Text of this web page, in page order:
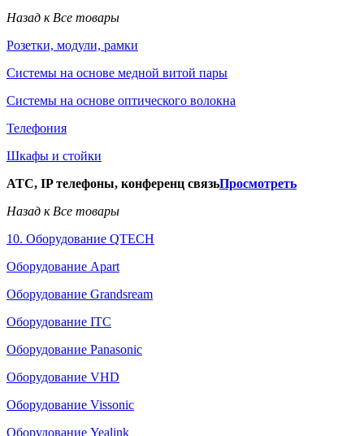
Назад к Все товары
Розетки, модули, рамки
Системы на основе медной витой пары
Системы на основе оптического волокна
Телефония
Шкафы и стойки
АТС, IP телефоны, конференц связьПросмотреть
Назад к Все товары
10. Оборудование QTECH
Оборудование Apart
Оборудование Grandsream
Оборудование ITC
Оборудование Panasonic
Оборудование VHD
Оборудование Vissonic
Оборудование Yealink